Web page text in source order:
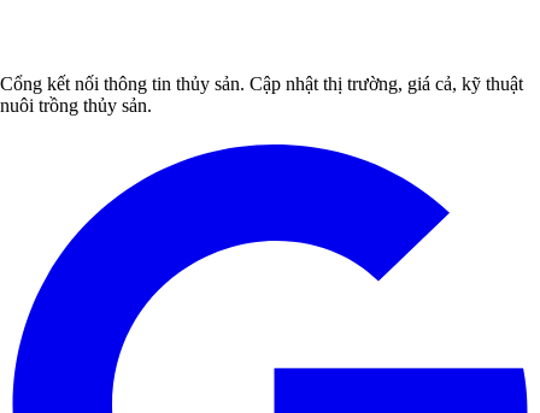
Cổng kết nối thông tin thủy sản. Cập nhật thị trường, giá cả, kỹ thuật
nuôi trồng thủy sản.